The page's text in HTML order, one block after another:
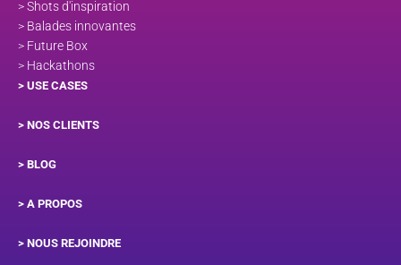
> Shots d'inspiration
> Balades innovantes
> Future Box
> Hackathons
> USE CASES
> NOS CLIENTS
> BLOG
> A PROPOS
> NOUS REJOINDRE